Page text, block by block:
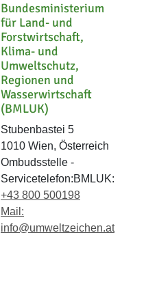
Bundesministerium
für Land- und
Forstwirtschaft,
Klima- und
Umweltschutz,
Regionen und
Wasserwirtschaft
(BMLUK)
Stubenbastei 5
1010 Wien, Österreich
Ombudsstelle -
Servicetelefon:BMLUK:
+43 800 500198
Mail:
info@umweltzeichen.at